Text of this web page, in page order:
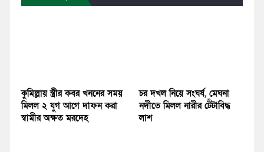
কুমিল্লায় স্ত্রীর কবর খননের সময়
মিলল ২ যুগ আগে দাফন করা
স্বামীর অক্ষত মরদেহ
চর দখল নিয়ে সংঘর্ষ, মেঘনা
নদীতে মিলল নারীর টেঁটাবিদ্ধ
লাশ